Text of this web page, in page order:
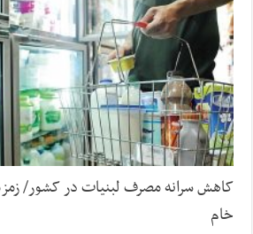
کاهش سرانه مصرف لبنیات در کشور/
خام